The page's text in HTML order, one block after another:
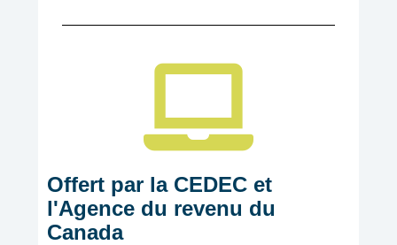
Offert par la CEDEC et
l'Agence du revenu du
Canada